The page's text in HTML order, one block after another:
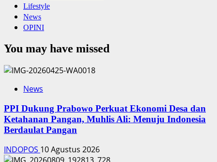
Lifestyle
News
OPINI
You may have missed
News
PPI Dukung Prabowo Perkuat Ekonomi Desa dan
Ketahanan Pangan, Muhlis Ali: Menuju Indonesia
Berdaulat Pangan
INDOPOS 10 Agustus 2026